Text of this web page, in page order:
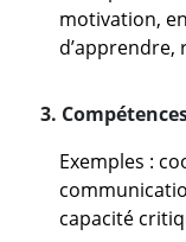
motivation,
3.
Exemples :
capacité